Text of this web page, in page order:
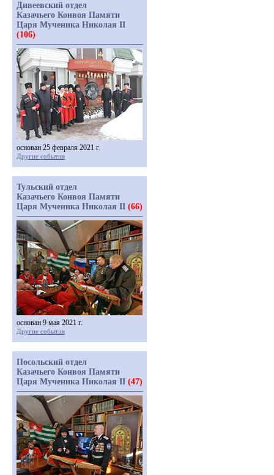
Дивеевский отдел
Казачьего Конвоя Памяти
Царя Мученика Николая II
(106)
основан 25 февраля 2021 г.
Другие события
Тульский отдел
Казачьего Конвоя Памяти
Царя Мученика Николая II (66)
основан 9 мая 2021 г.
Другие события
Посольский отдел
Казачьего Конвоя Памяти
Царя Мученика Николая II (47)